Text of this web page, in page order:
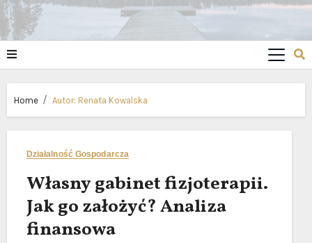
Home Autor: Renata Kowalska
Działalność Gospodarcza
Własny gabinet fizjoterapii.
Jak go założyć? Analiza
finansowa